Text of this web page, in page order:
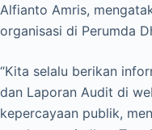
Alfianto Amris,
organisasi di Perumda
“Kita selalu berikan
dan Laporan Audit di
kepercayaan publik,